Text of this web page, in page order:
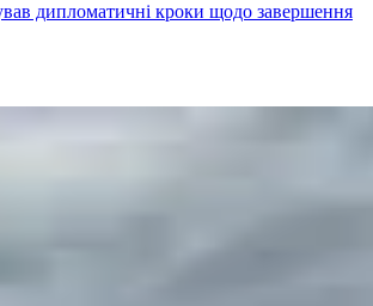
дипломатичні кроки щодо завершення